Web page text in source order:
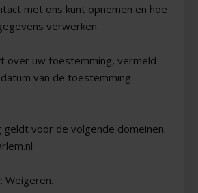
met ons kunt opnemen en hoe
verwerken.
over uw toestemming, vermeld
van de toestemming
voor de volgende domeinen:
Weigeren.